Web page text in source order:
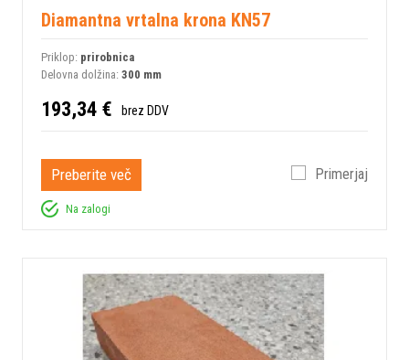
Diamantna vrtalna krona KN57
Priklop: prirobnica
Delovna dolžina: 300 mm
193,34 € brez DDV
Preberite več Primerjaj
Na zalogi